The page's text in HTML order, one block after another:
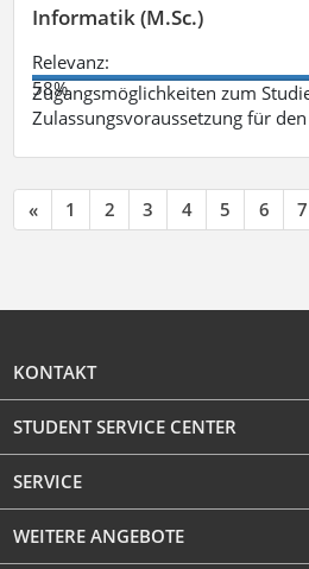
Informatik (M.Sc.)
Relevanz:
58%
Zugangsmöglichkeiten zum
Zulassungsvoraussetzung für
« 1 2 3 4 5 6 7
KONTAKT
STUDENT SERVICE CENTER
SERVICE
WEITERE ANGEBOTE